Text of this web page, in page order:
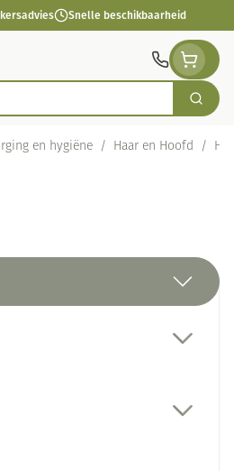
Snelle beschikbaarheid
Zoek
en hygiëne / Haar en Hoofd /